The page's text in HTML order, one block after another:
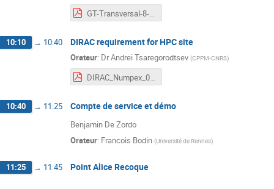
GT-Transversal-8-Juillet-2026-Intro.pdf
10:10 → 10:40 DIRAC requirement for HPC site
Orateur: DrAndrei Tsaregorodtsev (CPPM-CNRS)
DIRAC_Numpex_08072026.pdf
10:40 → 11:25 Compte de service et démo
Benjamin De Zordo
Orateur: Francois Bodin (Université de Rennes)
11:25 → 11:45 Point Alice Recoque